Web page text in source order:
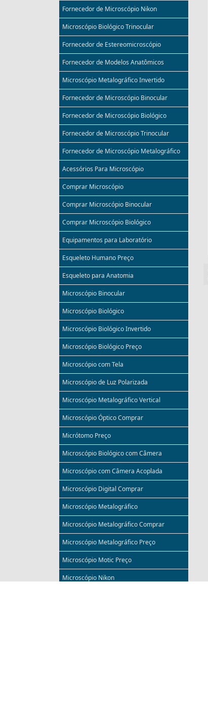
Fornecedor de Microscópio Nikon
Microscópio Biológico Trinocular
Fornecedor de Estereomicroscópio
Fornecedor de Modelos Anatômicos
Microscópio Metalográfico Invertido
Fornecedor de Microscópio Binocular
Fornecedor de Microscópio Biológico
Fornecedor de Microscópio Trinocular
Fornecedor de Microscópio Metalográfico
Acessórios Para Microscópio
Comprar Microscópio
Comprar Microscópio Binocular
Comprar Microscópio Biológico
Equipamentos para Laboratório
Esqueleto Humano Preço
Esqueleto para Anatomia
Microscópio Binocular
Microscópio Biológico
Microscópio Biológico Invertido
Microscópio Biológico Preço
Microscópio com Tela
Microscópio de Luz Polarizada
Microscópio Metalográfico Vertical
Microscópio Óptico Comprar
Micrótomo Preço
Microscópio Biológico com Câmera
Microscópio com Câmera Acoplada
Microscópio Digital Comprar
Microscópio Metalográfico
Microscópio Metalográfico Comprar
Microscópio Metalográfico Preço
Microscópio Motic Preço
Microscópio Nikon